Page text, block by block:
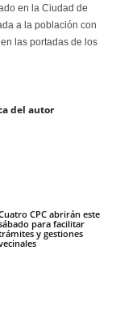
en la Ciudad de
a la población con
las portadas de los
del autor
CPC abrirán este
para facilitar
y gestiones